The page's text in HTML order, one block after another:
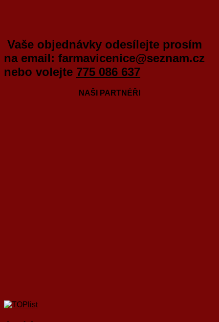
Vaše objednávky odesílejte prosím
na email: farmavicenice@seznam.cz
nebo volejte 775 086 637
NAŠI PARTNÉŘI